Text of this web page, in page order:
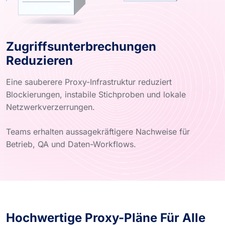
Zugriffsunterbrechungen
Reduzieren
Eine sauberere Proxy-Infrastruktur reduziert
Blockierungen, instabile Stichproben und lokale
Netzwerkverzerrungen.
Teams erhalten aussagekräftigere Nachweise für
Betrieb, QA und Daten-Workflows.
Hochwertige Proxy-Pläne Für Alle